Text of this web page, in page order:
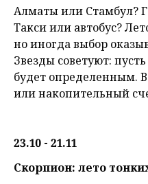
Алматы или Стамбул?
Такси или автобус?
но иногда выбор
Звезды советуют:
будет определенным.
или накопительный
23.10 - 21.11
Скорпион: лето